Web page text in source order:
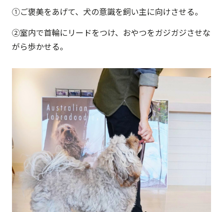
①ご褒美をあげて、犬の意識を飼い主に向けさせる。
②室内で首輪にリードをつけ、おやつをガジガジさせな
がら歩かせる。